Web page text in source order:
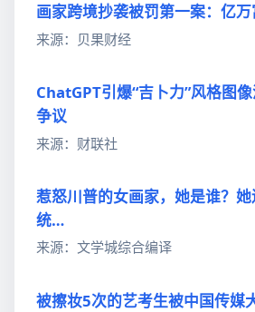
画家跨境抄袭被罚第一案：亿
来源：贝果财经
ChatGPT引爆“吉卜力”风格图
争议
来源：财联社
惹怒川普的女画家，她是谁？
统…
来源：文学城综合编译
被擦妆5次的艺考生被中国传媒